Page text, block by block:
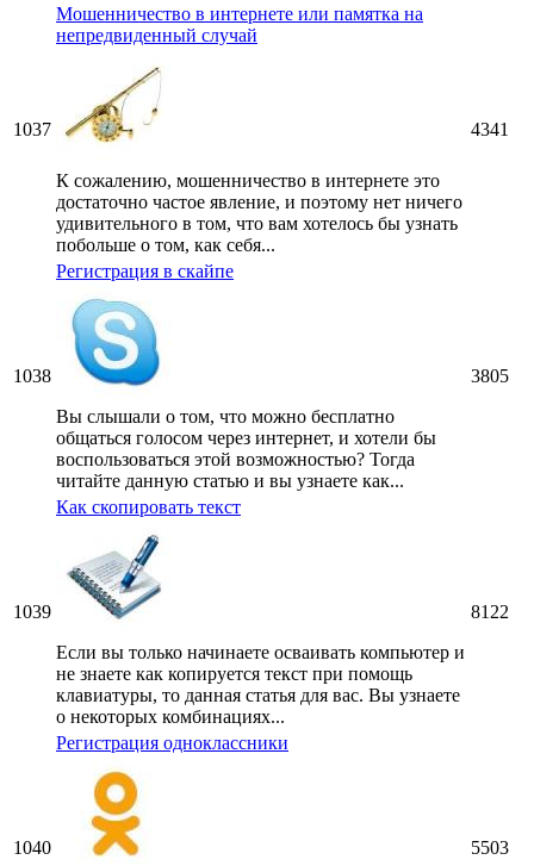
1037
Мошенничество в интернете или памятка на
непредвиденный случай
К сожалению, мошенничество в интернете это
достаточно частое явление, и поэтому нет ничего
удивительного в том, что вам хотелось бы узнать
побольше о том, как себя...
4341
1038
Регистрация в скайпе
Вы слышали о том, что можно бесплатно
общаться голосом через интернет, и хотели бы
воспользоваться этой возможностью? Тогда
читайте данную статью и вы узнаете как...
3805
1039
Как скопировать текст
Если вы только начинаете осваивать компьютер и
не знаете как копируется текст при помощь
клавиатуры, то данная статья для вас. Вы узнаете
о некоторых комбинациях...
8122
1040
Регистрация одноклассники
5503